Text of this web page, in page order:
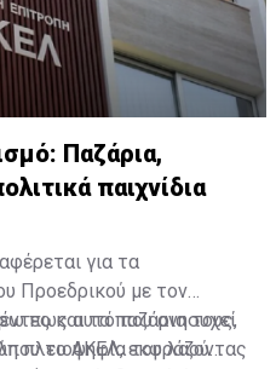
Παζάρια,
παιχνίδια
για τα
Προεδρικού με τον
και τα παζάρια τους,
το ΑΚΕΛ, εκφράζοντας
πως αυτό που ανησυχεί
πλειοψηφία του λαού